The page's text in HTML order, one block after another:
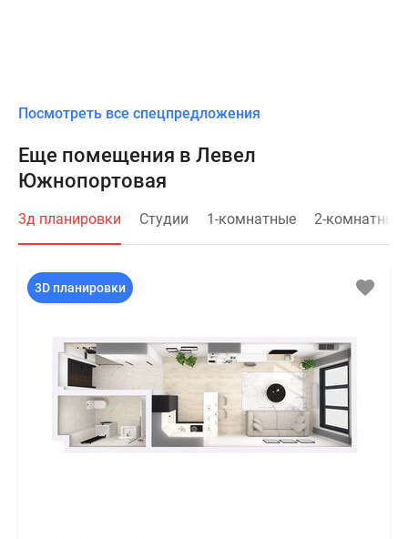
Посмотреть все спецпредложения
Еще помещения в Левел
Южнопортовая
3д планировки Студии 1-комнатные 2-комнатные
3D планировки